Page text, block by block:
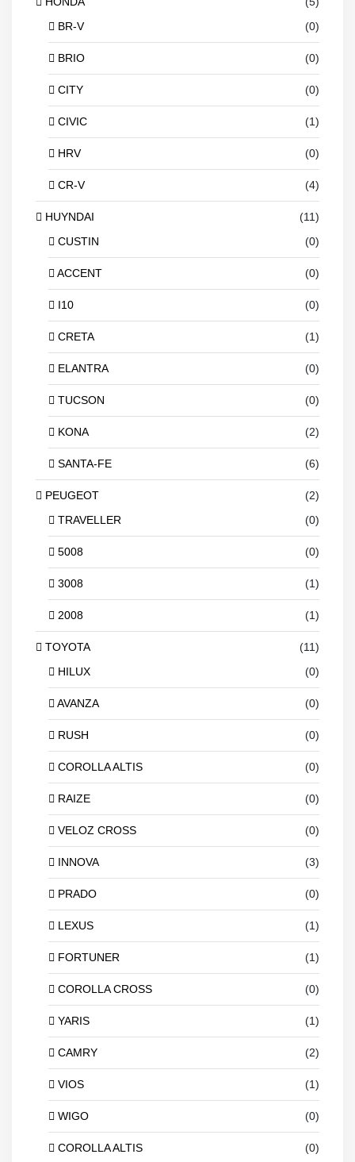
BR-V
(0)
BRIO (0)
CITY (0)
CIVIC (1)
HRV (0)
CR-V (4)
HUYNDAI
(11)
CUSTIN
(0)
ACCENT (0)
I10 (0)
CRETA (1)
ELANTRA (0)
TUCSON (0)
KONA (2)
SANTA-FE (6)
PEUGEOT
(2)
TRAVELLER
(0)
5008 (0)
3008 (1)
2008 (1)
TOYOTA
(11)
HILUX
(0)
AVANZA (0)
RUSH (0)
COROLLA ALTIS (0)
RAIZE (0)
VELOZ CROSS (0)
INNOVA (3)
PRADO (0)
LEXUS (1)
FORTUNER (1)
COROLLA CROSS (0)
YARIS (1)
CAMRY (2)
VIOS (1)
WIGO (0)
COROLLA ALTIS (0)